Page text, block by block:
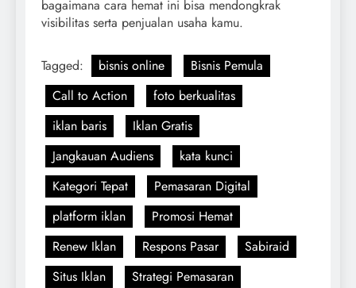
bagaimana cara hemat ini bisa mendongkrak
visibilitas serta penjualan usaha kamu.
Tagged: bisnis online
Bisnis Pemula
Call to Action
foto berkualitas
iklan baris
Iklan Gratis
Jangkauan Audiens
kata kunci
Kategori Tepat
Pemasaran Digital
platform iklan
Promosi Hemat
Renew Iklan
Respons Pasar
Sabiraid
Situs Iklan
Strategi Pemasaran